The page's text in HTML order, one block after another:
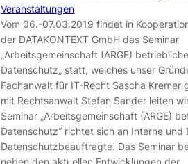
Veranstaltungen
Vom 06.-07.03.2019 findet in
der DATAKONTEXT GmbH das Seminar
„Arbeitsgemeinschaft (ARGE)
Datenschutz„ statt, welches unser
Fachanwalt für IT-Recht Sascha Kremer
mit Rechtsanwalt Stefan Sander leiten
Seminar „Arbeitsgemeinschaft (ARGE)
Datenschutz“ richtet sich an Interne und
Datenschutzbeauftragte. Das Seminar
neben den aktuellen Entwicklungen der